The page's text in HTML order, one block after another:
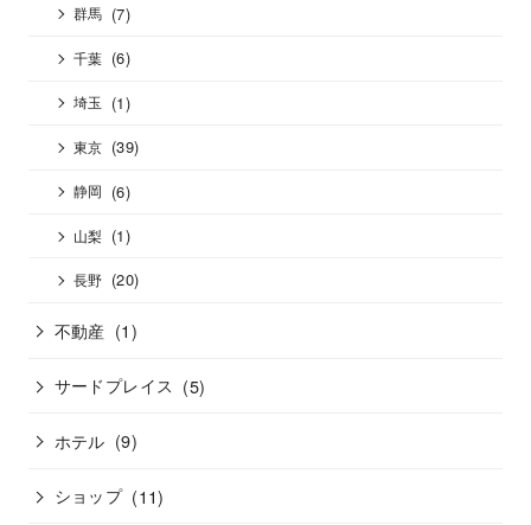
群馬 (7)
千葉 (6)
埼玉 (1)
東京 (39)
静岡 (6)
山梨 (1)
長野 (20)
不動産 (1)
サードプレイス (5)
ホテル (9)
ショップ (11)